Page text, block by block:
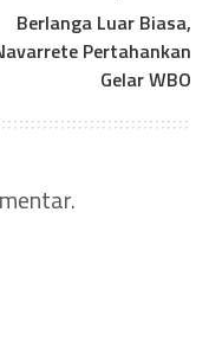
Berlanga Luar Biasa,
Pertahankan
Gelar WBO